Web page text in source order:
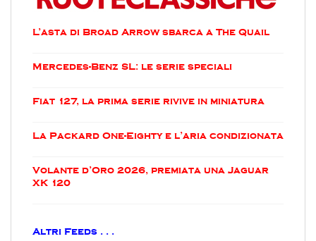
L’asta di Broad Arrow sbarca a The Quail
Mercedes-Benz SL: le serie speciali
Fiat 127, la prima serie rivive in miniatura
La Packard One-Eighty e l’aria condizionata
Volante d’Oro 2026, premiata una Jaguar
XK 120
Altri Feeds . . .